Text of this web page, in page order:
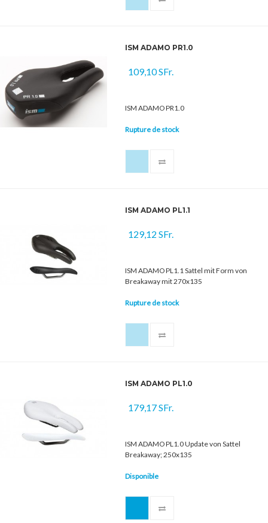
ISM ADAMO PR1.0
109,10 SFr.
ISM ADAMO PR1.0
Rupture de stock
ISM ADAMO PL1.1
129,12 SFr.
ISM ADAMO PL1.1 Sattel mit Form von
Breakaway mit 270x135
Rupture de stock
ISM ADAMO PL1.0
179,17 SFr.
ISM ADAMO PL1.0 Update von Sattel
Breakaway; 250x135
Disponible